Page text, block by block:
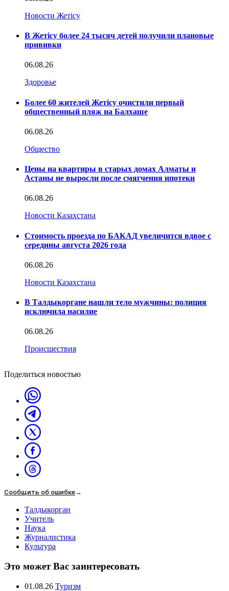
Новости Жетісу
В Жетісу более 24 тысяч детей получили плановые
прививки
06.08.26
Здоровье
Более 60 жителей Жетісу очистили первый
общественный пляж на Балхаше
06.08.26
Общество
Цены на квартиры в старых домах Алматы и
Астаны не выросли после смягчения ипотеки
06.08.26
Новости Казахстана
Стоимость проезда по БАКАД увеличится вдвое с
середины августа 2026 года
06.08.26
Новости Казахстана
В Талдыкоргане нашли тело мужчины: полиция
исключила насилие
06.08.26
Происшествия
Поделиться новостью
Сообщить об ошибке→
Талдыкорган
Учитель
Наука
Журналистика
Культура
Это может Вас заинтересовать
01.08.26 Туризм